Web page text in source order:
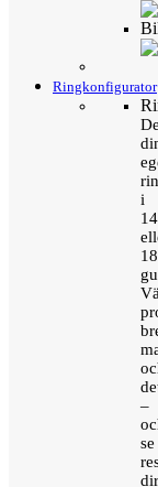
Ringkonfigurator
i
–
se